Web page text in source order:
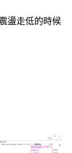
盪走低的時候